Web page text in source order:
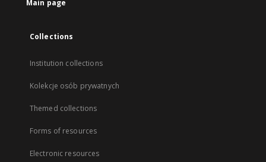
Main page
Collections
Institution collections
Kolekcje osób prywatnych
Themed collections
Forms of resources
Electronic resources